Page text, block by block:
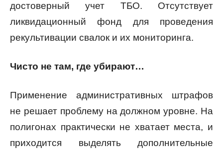
достоверный учет ТБО. Отсутствует
ликвидационный фонд для проведения
рекультивации свалок и их мониторинга.
Чисто не там, где убирают…
Применение административных штрафов
не решает проблему на должном уровне. На
полигонах практически не хватает места, и
приходится выделять дополнительные